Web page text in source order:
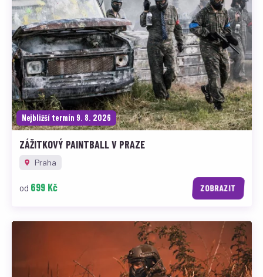
Nejbližší termín 9. 8. 2026
ZÁŽITKOVÝ PAINTBALL V PRAZE
Praha
od 699 Kč ZOBRAZIT